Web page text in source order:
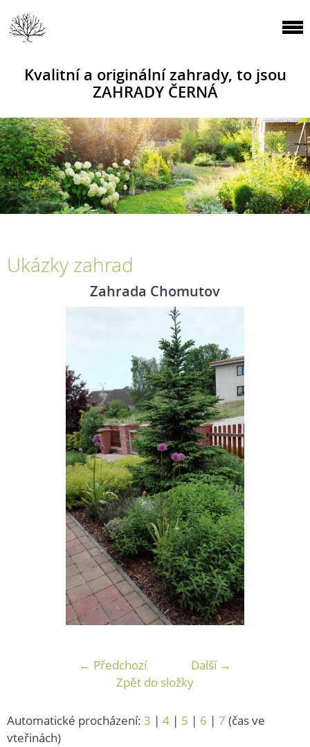
Kvalitní a originální zahrady, to jsou
ZAHRADY ČERNÁ
Ukázky zahrad
Zahrada Chomutov
← Předchozí
Další →
Zpět do složky
Automatické procházení: 3 | 4 | 5 | 6 | 7 (čas ve
vteřinách)